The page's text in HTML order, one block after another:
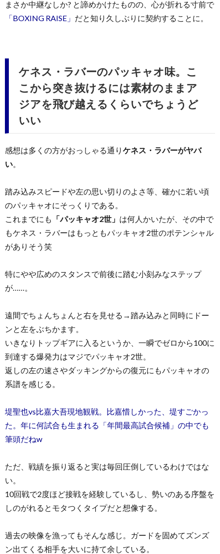
まさか中継なしか? と諦めかけたものの、心が折れる寸前で
「BOXING RAISE」 だと知り久しぶりに契約することに。
ケネス・ラバーのパッキャオ味。こ
こから突き抜けるには素材のままア
ジアを飛び越えるくらいでちょうど
いい
感想は多くの方がおっしゃる通り ケネス・ラバーがヤバ
い
踏み込みスピードや左の思い切りのよさ等、確かに若い頃
のパッキャオにそっくりである。
これまでにも 「パッキャオ2世」 は何人かいたが、その中で
もケネス・ラバーはもっともパッキャオ2世のポテンシャル
がありそう笑
特にやや広めのスタンスで前後に踏む小刻みなステップ
が……。
遠間でちょんちょんと右を見せる→踏み込みと同時にドー
ンと左をぶちかます。
いきなりトップギアに入るというか、一瞬でゼロから100に
到達する爆発力はマジでパッキャオ2世。
返しの左の速さやダッキングからの復元にもパッキャオの
系譜を感じる。
堤聖也vs比嘉大吾現地観戦。比嘉惜しかった、堤すごかっ
た。年に何試合も生まれる「年間最高試合候補」の中でも
筆頭だねw
ただ、戦績を振り返ると実は毎回圧倒しているわけではな
い。
10回戦で2度ほど接戦を経験しているし、勢いのある序盤を
しのがれるとモタつくタイプだと想像する。
過去の映像を漁ってもそんな感じ。ガードを固めてズンズ
ン出てくる相手を大いに持て余している。